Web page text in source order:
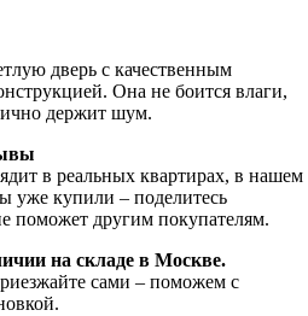
дверь с качественным
Она не боится влаги,
держит шум.
в реальных квартирах, в нашем
уже купили – поделитесь
поможет другим покупателям.
на складе в Москве.
сами – поможем с